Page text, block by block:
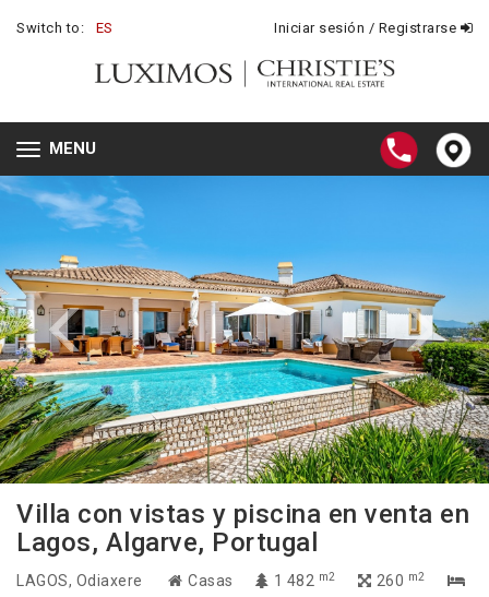
Switch to: ES Iniciar sesión / Registrarse
Toggle
navigation
MENU
Villa con vistas y piscina en venta en
Lagos, Algarve, Portugal
LAGOS, Odiaxere Casas 1 482 m2 260 m2